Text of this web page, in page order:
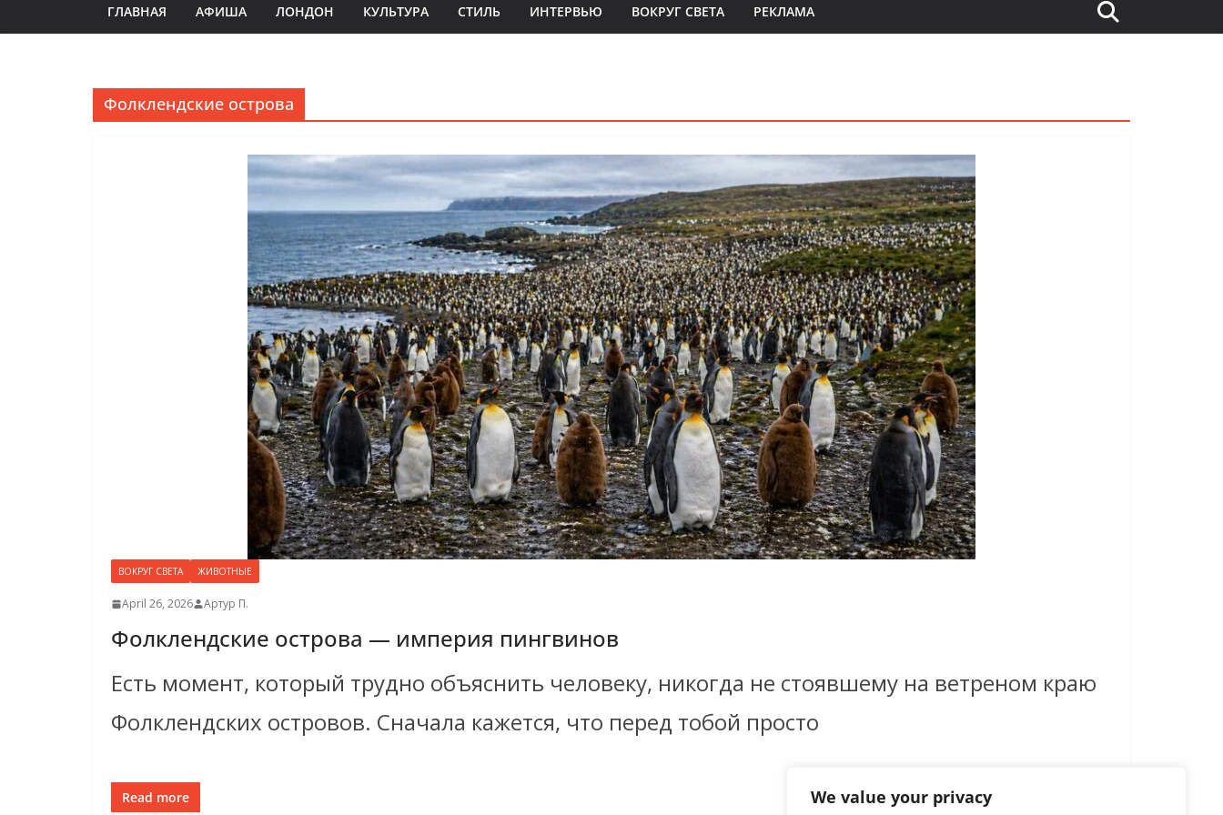
We value your privacy
ГЛАВНАЯ АФИША ЛОНДОН КУЛЬТУРА СТИЛЬ ИНТЕРВЬЮ ВОКРУГ СВЕТА РЕКЛАМА
Фолклендские острова
ВОКРУГ СВЕТА ЖИВОТНЫЕ
April 26, 2026 Артур П.
Фолклендские острова — империя пингвинов
Есть момент, который трудно объяснить человеку, никогда не стоявшему на ветреном краю
Фолклендских островов. Сначала кажется, что перед тобой просто
Read more